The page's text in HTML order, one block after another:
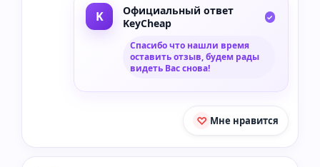
Официальный ответ
KeyCheap
Спасибо что нашли время
оставить отзыв, будем рады
видеть Вас снова!
Мне нравится